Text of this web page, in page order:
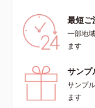
最短ご
一部地
ます
サンプ
サンプ
ます